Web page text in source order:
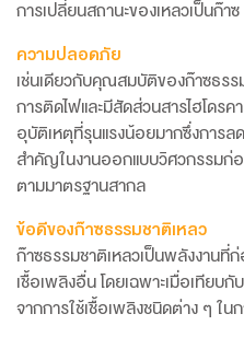
การเปลี่ยนสถานะของเหลวเป็นก๊าซ
ความปลอดภัย
เช่นเดียวกับคุณสมบัติของก๊าซธร
การติดไฟและมีสัดส่วนสารไฮโดรค
อุบัติเหตุที่รุนแรงน้อยมากซึ่งการล
สำคัญในงานออกแบบวิศวกรรมก่อ
ตามมาตรฐานสากล
ข้อดีของก๊าซธรรมชาติเหลว
ก๊าซธรรมชาติเหลวเป็นพลังงานที่
เชื้อเพลิงอื่น โดยเฉพาะเมื่อเทียบ
จากการใช้เชื้อเพลิงชนิดต่าง ๆ ใ